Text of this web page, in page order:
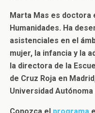
Marta Mas es doctora
Humanidades. Ha
asistenciales en el
mujer, la infancia y la
la directora de la
de Cruz Roja en
Universidad Autónoma